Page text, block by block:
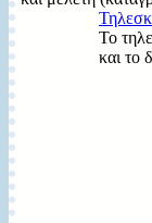
Το
και το